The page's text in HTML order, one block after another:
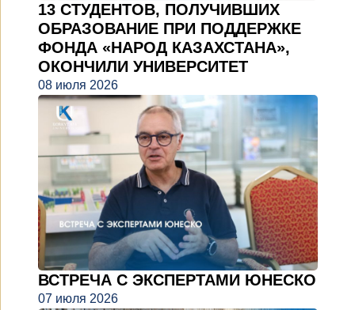
13 СТУДЕНТОВ, ПОЛУЧИВШИХ
ОБРАЗОВАНИЕ ПРИ ПОДДЕРЖКЕ
ФОНДА «НАРОД КАЗАХСТАНА»,
ОКОНЧИЛИ УНИВЕРСИТЕТ
08 июля 2026
ВСТРЕЧА С ЭКСПЕРТАМИ ЮНЕСКО
07 июля 2026